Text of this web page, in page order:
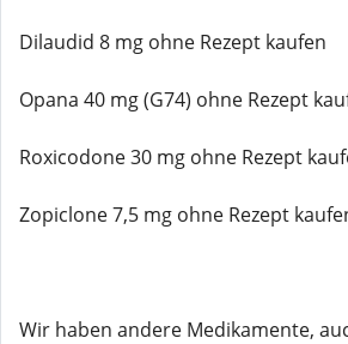
Dilaudid 8 mg ohne Rezept kaufen
Opana 40 mg (G74) ohne Rezept
Roxicodone 30 mg ohne Rezept
Zopiclone 7,5 mg ohne Rezept
Wir haben andere Medikamente,